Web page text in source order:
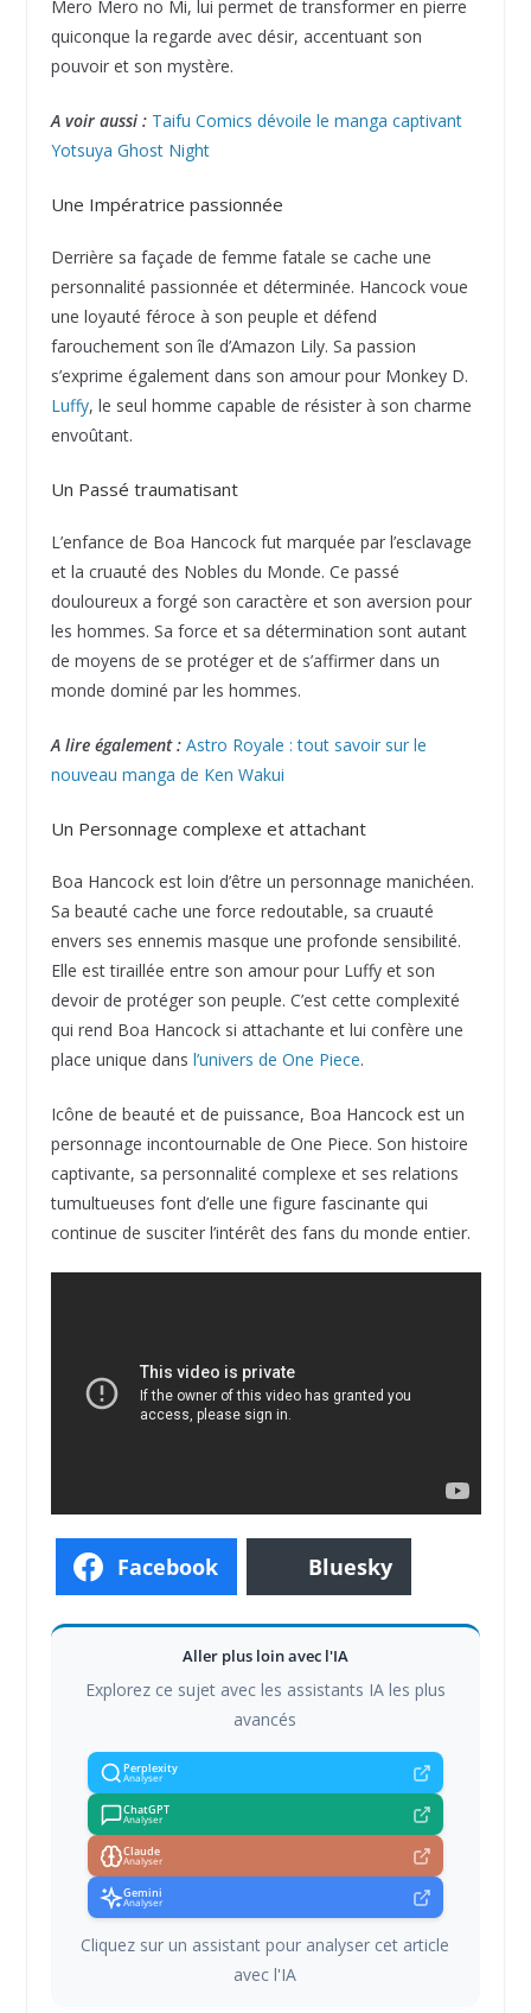
Mero Mero no Mi, lui permet de transformer en pierre
quiconque la regarde avec désir, accentuant son
pouvoir et son mystère.
A voir aussi : Taifu Comics dévoile le manga captivant
Yotsuya Ghost Night
Une Impératrice passionnée
Derrière sa façade de femme fatale se cache une
personnalité passionnée et déterminée. Hancock voue
une loyauté féroce à son peuple et défend
farouchement son île d’Amazon Lily. Sa passion
s’exprime également dans son amour pour Monkey D.
Luffy, le seul homme capable de résister à son charme
envoûtant.
Un Passé traumatisant
L’enfance de Boa Hancock fut marquée par l’esclavage
et la cruauté des Nobles du Monde. Ce passé
douloureux a forgé son caractère et son aversion pour
les hommes. Sa force et sa détermination sont autant
de moyens de se protéger et de s’affirmer dans un
monde dominé par les hommes.
A lire également : Astro Royale : tout savoir sur le
nouveau manga de Ken Wakui
Un Personnage complexe et attachant
Boa Hancock est loin d’être un personnage manichéen.
Sa beauté cache une force redoutable, sa cruauté
envers ses ennemis masque une profonde sensibilité.
Elle est tiraillée entre son amour pour Luffy et son
devoir de protéger son peuple. C’est cette complexité
qui rend Boa Hancock si attachante et lui confère une
place unique dans l’univers de One Piece.
Icône de beauté et de puissance, Boa Hancock est un
personnage incontournable de One Piece. Son histoire
captivante, sa personnalité complexe et ses relations
tumultueuses font d’elle une figure fascinante qui
continue de susciter l’intérêt des fans du monde entier.
Facebook Bluesky
Aller plus loin avec l'IA
Explorez ce sujet avec les assistants IA les plus
avancés
Perplexity
Analyser
ChatGPT
Analyser
Claude
Analyser
Gemini
Analyser
Cliquez sur un assistant pour analyser cet article
avec l'IA